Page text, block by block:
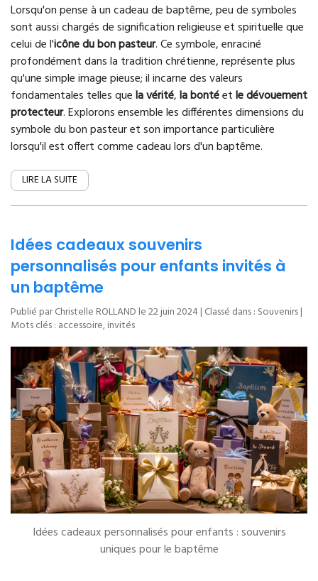
Lorsqu'on pense à un cadeau de baptême, peu de symboles
sont aussi chargés de signification religieuse et spirituelle que
celui de l'icône du bon pasteur. Ce symbole, enraciné
profondément dans la tradition chrétienne, représente plus
qu'une simple image pieuse; il incarne des valeurs
fondamentales telles quela vérité,la bontéetle dévouement
protecteur. Explorons ensemble les différentes dimensions du
symbole du bon pasteur et son importance particulière
lorsqu'il est offert comme cadeau lors d'un baptême.
LIRE LA SUITE
Idées cadeaux souvenirs
personnalisés pour enfants invités à
un baptême
Publié par Christelle ROLLAND le22 juin 2024| Classé dans : Souvenirs|
Mots clés : accessoire,invités
Idées cadeaux personnalisés pour enfants : souvenirs
uniques pour le baptême